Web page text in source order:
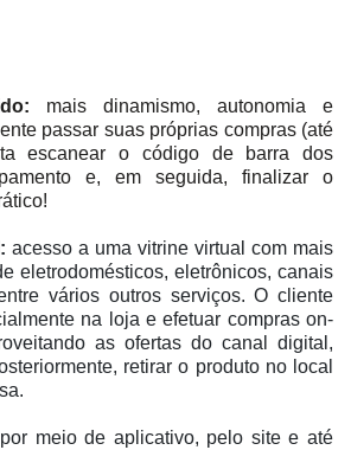
mais dinamismo, autonomia e
passar suas próprias compras (até
escanear o código de barra dos
e, em seguida, finalizar o
acesso a uma vitrine virtual com mais
eletrodomésticos, eletrônicos, canais
vários outros serviços. O cliente
na loja e efetuar compras on-
as ofertas do canal digital,
retirar o produto no local
por meio de aplicativo, pelo site e até